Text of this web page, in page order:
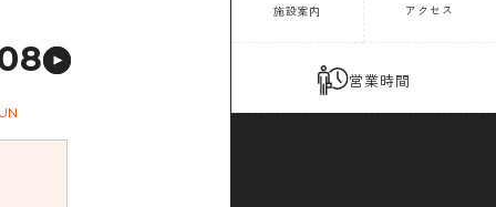
施設案内 アクセス
営業時間